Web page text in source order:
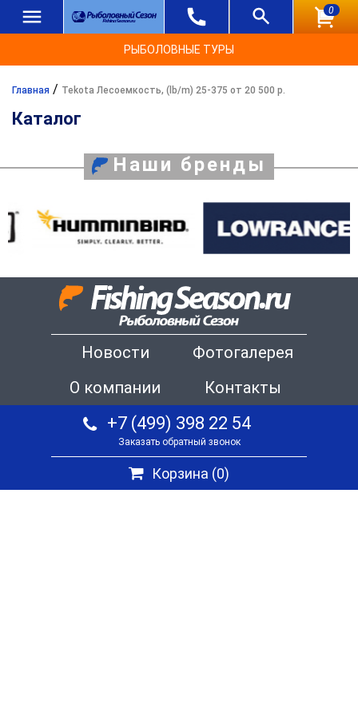
0
РЫБОЛОВНЫЕ ТУРЫ
Главная / Tekota Лесоемкость, (lb/m) 25-375 от 20 500 р.
Каталог
Наши бренды
Новости
Фотогалерея
О компании
Контакты
+7 (499) 398 22 54
Заказать обратный звонок
Корзина (0)